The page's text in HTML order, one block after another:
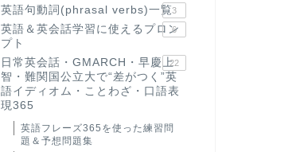
英語句動詞(phrasal verbs)一覧3
英語＆英会話学習に使えるプロン
プト
6
日常英会話・GMARCH・早慶上
智・難関国公立大で“差がつく”英
語イディオム・ことわざ・口語表
現365
22
英語フレーズ365を使った練習問
題＆予想問題集